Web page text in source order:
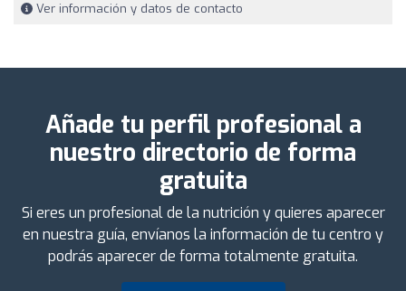
Ver información y datos de contacto
Añade tu perfil profesional a
nuestro directorio de forma
gratuita
Si eres un profesional de la nutrición y quieres aparecer
en nuestra guía, envíanos la información de tu centro y
podrás aparecer de forma totalmente gratuita.